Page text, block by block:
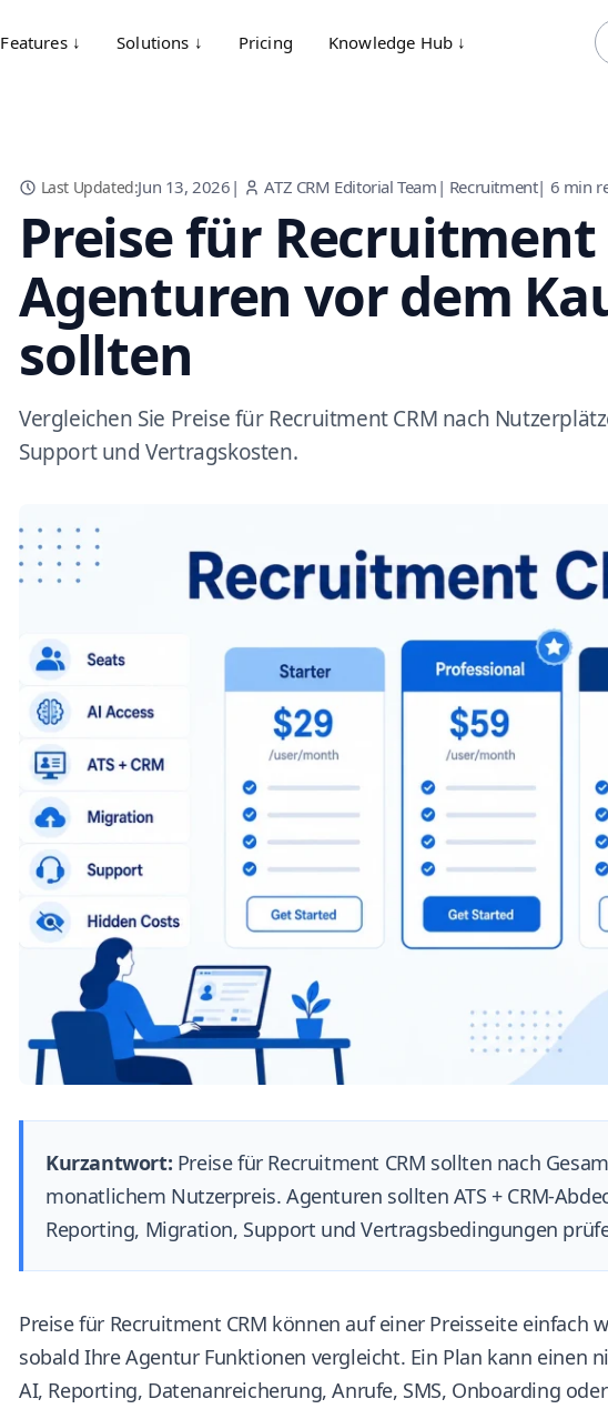
Features ↓ Solutions ↓ Pricing Knowledge Hub ↓
Last Updated:Jun 13, 2026 | ATZ CRM Editorial Team | Recruitment| 6 min
Preise für Recruitment
Agenturen vor dem
sollten
Vergleichen Sie Preise für Recruitment CRM nach
Support und Vertragskosten.
Kurzantwort: Preise für Recruitment CRM sollten nach
monatlichem Nutzerpreis. Agenturen sollten ATS + CRM-
Reporting, Migration, Support und Vertragsbedingungen
Preise für Recruitment CRM können auf einer Preisseite
sobald Ihre Agentur Funktionen vergleicht. Ein Plan kann einen
AI, Reporting, Datenanreicherung, Anrufe, SMS, Onboarding